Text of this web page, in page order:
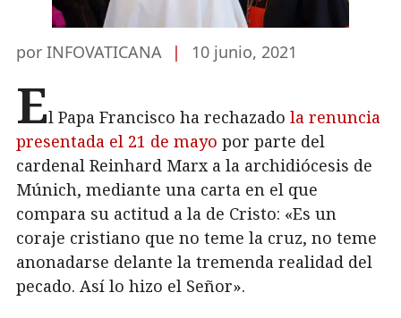
por INFOVATICANA | 10 junio, 2021
El Papa Francisco ha rechazado la renuncia
presentada el 21 de mayo por parte del
cardenal Reinhard Marx a la archidiócesis de
Múnich, mediante una carta en el que
compara su actitud a la de Cristo: «Es un
coraje cristiano que no teme la cruz, no teme
anonadarse delante la tremenda realidad del
pecado. Así lo hizo el Señor».